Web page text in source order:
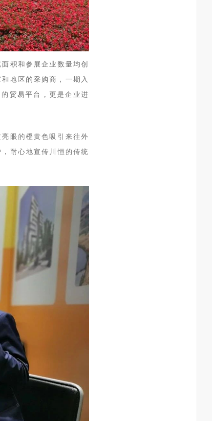
积和参展企业数量均创
地区的采购商，一期入
贸易平台，更是企业进
眼的橙黄色吸引来往外
耐心地宣传川恒的传统